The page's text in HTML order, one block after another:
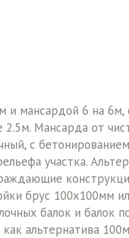
мансардой 6 на 6м,
Мансарда от
с
участка.
брус 100х100мм
балок и балок
альтернатива